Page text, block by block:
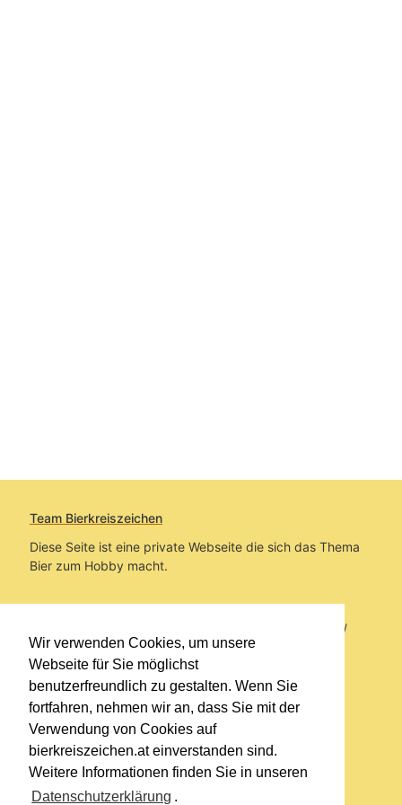
Wir verwenden Cookies, um unsere
Webseite für Sie möglichst
benutzerfreundlich zu gestalten. Wenn Sie
fortfahren, nehmen wir an, dass Sie mit der
Verwendung von Cookies auf
bierkreiszeichen.at einverstanden sind.
Weitere Informationen finden Sie in unseren
Datenschutzerklärung .
Team Bierkreiszeichen
Diese Seite ist eine private Webseite die sich das Thema
Bier zum Hobby macht.
Sie befinden sich auf https://www.bierkreiszeichen.at/
im Pfad:Übers Bier/Bierlokale
Erstellt: 2018-06-22
Links
Impressum
Datenschutzerklärung